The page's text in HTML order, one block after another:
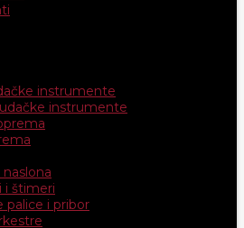
instrumente
instrumente
i štimeri
palice i pribor